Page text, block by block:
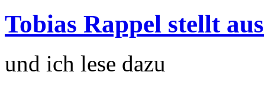
Tobias Rappel stellt aus
und ich lese dazu